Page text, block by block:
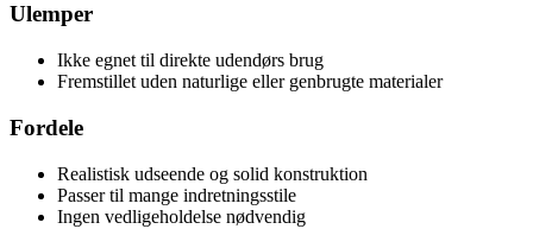
Ulemper
Ikke egnet til direkte udendørs brug
Fremstillet uden naturlige eller genbrugte materialer
Fordele
Realistisk udseende og solid konstruktion
Passer til mange indretningsstile
Ingen vedligeholdelse nødvendig